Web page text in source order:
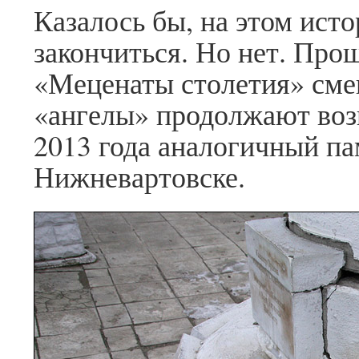
Казалось бы, на этом
закончиться. Но нет.
«Меценаты столетия»
«ангелы» продолжают
2013 года аналогичный
Нижневартовске.